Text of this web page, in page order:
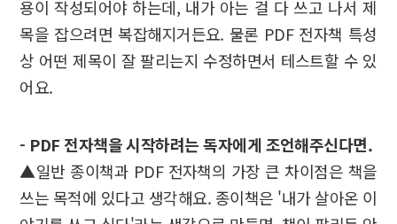
용이 작성되어야 하는데, 내가 아는 걸 다 쓰고 나서 제
목을 잡으려면 복잡해지거든요. 물론 PDF 전자책 특성
상 어떤 제목이 잘 팔리는지 수정하면서 테스트할 수 있
어요.
- PDF 전자책을 시작하려는 독자에게 조언해주신다면.
▲일반 종이책과 PDF 전자책의 가장 큰 차이점은 책을
쓰는 목적에 있다고 생각해요. 종이책은 '내가 살아온 이